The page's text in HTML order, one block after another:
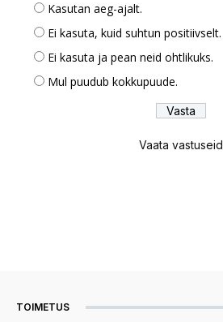
Kasutan aeg-ajalt.
Ei kasuta, kuid suhtun positiivselt.
Ei kasuta ja pean neid ohtlikuks.
Mul puudub kokkupuude.
Vaata vastuseid
TOIMETUS